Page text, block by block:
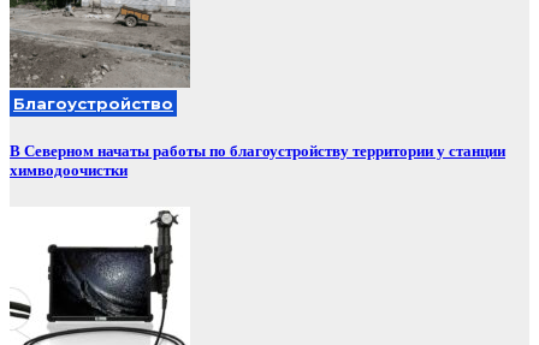
Благоустройство
В Северном начаты работы по благоустройству территории у станции
химводоочистки